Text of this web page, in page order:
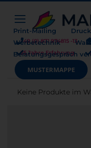
+49 (0) 871 974815 -13
25 Jahre Erfahrung
Warenkorb
Keine Produkte im
Print-Mailing
Werbetechnik
Beratungsgespräch
MUSTERMAPPE